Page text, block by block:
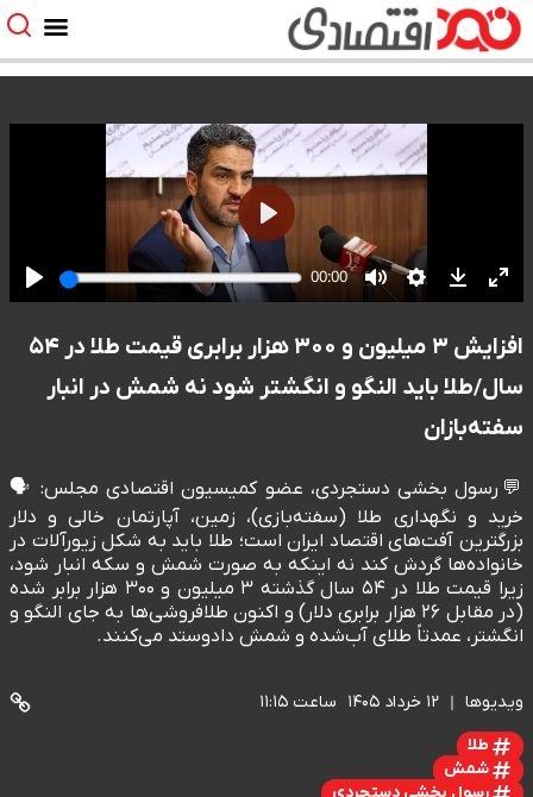
افزایش ۳ میلیون و ۳۰۰ هزار برابری قیمت طلا در ۵۴
سال/طلا باید النگو و انگشتر شود نه شمش در انبار
سفته‌بازان
💬رسول بخشی دستجردی، عضو کمیسیون اقتصادی مجلس: 🗣️
خرید و نگهداری طلا (سفته‌بازی)، زمین، آپارتمان خالی و دلار
بزرگترین آفت‌های اقتصاد ایران است؛ طلا باید به شکل زیورآلات در
خانواده‌ها گردش کند نه اینکه به صورت شمش و سکه انبار شود،
زیرا قیمت طلا در ۵۴ سال گذشته ۳ میلیون و ۳۰۰ هزار برابر شده
(در مقابل ۲۶ هزار برابری دلار) و اکنون طلافروشی‌ها به جای النگو و
انگشتر، عمدتاً طلای آب‌شده و شمش دادوستد می‌کنند.
ویدیوها ۱۲ خرداد ۱۴۰۵ ساعت ۱۱:۱۵
طلا
شمش
رسول بخشی دستجردی